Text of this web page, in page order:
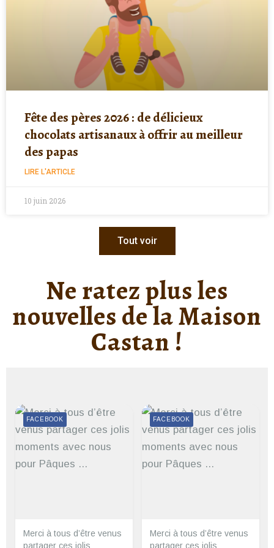
Fête des pères 2026 : de délicieux
chocolats artisanaux à offrir au meilleur
des papas
LIRE L'ARTICLE
10 juin 2026
Tout voir
Ne ratez plus les
nouvelles de la Maison
Castan !
Merci à tous d’être venus
partager ces jolis
FACEBOOK
Merci à tous d’être venus
partager ces jolis
FACEBOOK